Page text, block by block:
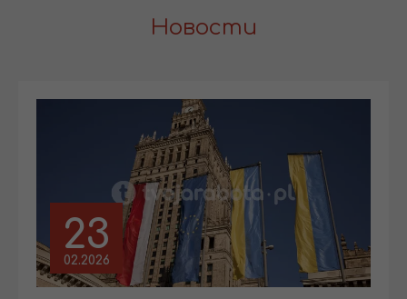
Новости
23
02.2026